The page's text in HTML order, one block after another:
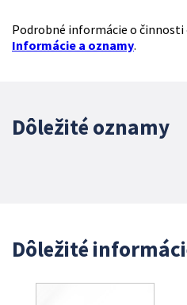
Podrobné informácie o činnosti
Informácie a oznamy.
Dôležité oznamy
Dôležité